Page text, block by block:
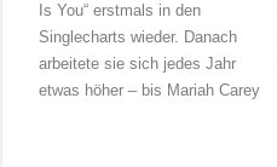
Is You“ erstmals in den
Singlecharts wieder. Danach
arbeitete sie sich jedes Jahr
etwas höher – bis Mariah Carey